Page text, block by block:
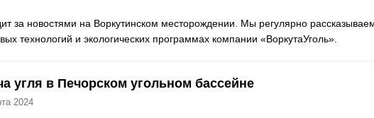
за новостями на Воркутинском месторождении. Мы регулярно
технологий и экологических программах компании «ВоркутаУголь».
угля в Печорском угольном бассейне
2024